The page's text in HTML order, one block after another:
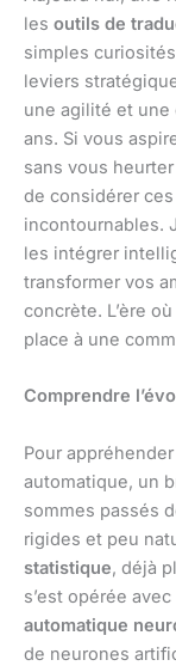
les outils de
simples
leviers
une agilité et une
ans. Si vous
sans vous
de considérer
incontournables.
les intégrer
transformer vos
concrète. L’ère
place à une
Comprendre
Pour
automatique, un
sommes passés
rigides et peu
statistique, déjà
s’est opérée
automatique
de neurones